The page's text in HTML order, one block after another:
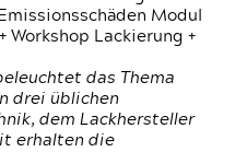
Modul
Workshop Lackierung +
das Thema
drei üblichen
dem Lackhersteller
erhalten die